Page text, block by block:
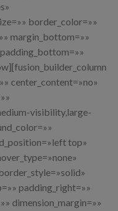
border_color=»»
margin_bottom=»»
center_content=»no»
visibility,large-
top»
padding_right=»»
dimension_margin=»»